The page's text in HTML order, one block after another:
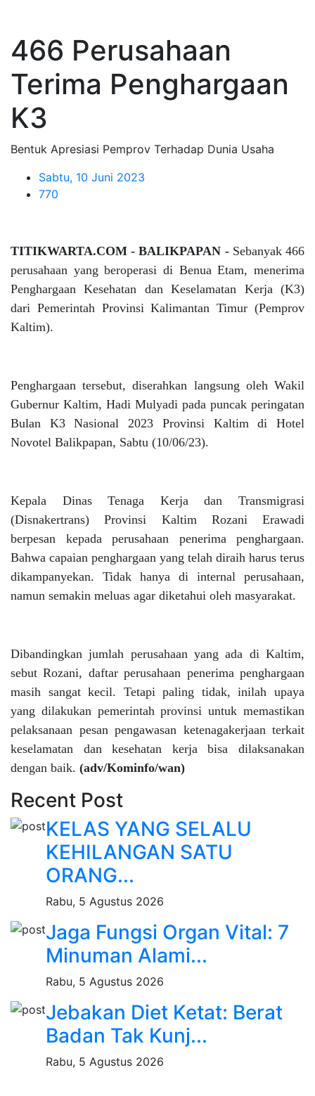
466 Perusahaan
Terima Penghargaan
K3
Bentuk Apresiasi Pemprov Terhadap Dunia Usaha
Sabtu, 10 Juni 2023
770
TITIKWARTA.COM - BALIKPAPAN - Sebanyak 466
perusahaan yang beroperasi di Benua Etam, menerima
Penghargaan Kesehatan dan Keselamatan Kerja (K3)
dari Pemerintah Provinsi Kalimantan Timur (Pemprov
Kaltim).
Penghargaan tersebut, diserahkan langsung oleh Wakil
Gubernur Kaltim, Hadi Mulyadi pada puncak peringatan
Bulan K3 Nasional 2023 Provinsi Kaltim di Hotel
Novotel Balikpapan, Sabtu (10/06/23).
Kepala Dinas Tenaga Kerja dan Transmigrasi
(Disnakertrans) Provinsi Kaltim Rozani Erawadi
berpesan kepada perusahaan penerima penghargaan.
Bahwa capaian penghargaan yang telah diraih harus terus
dikampanyekan. Tidak hanya di internal perusahaan,
namun semakin meluas agar diketahui oleh masyarakat.
Dibandingkan jumlah perusahaan yang ada di Kaltim,
sebut Rozani, daftar perusahaan penerima penghargaan
masih sangat kecil. Tetapi paling tidak, inilah upaya
yang dilakukan pemerintah provinsi untuk memastikan
pelaksanaan pesan pengawasan ketenagakerjaan terkait
keselamatan dan kesehatan kerja bisa dilaksanakan
dengan baik. (adv/Kominfo/wan)
Recent Post
KELAS YANG SELALU
KEHILANGAN SATU
ORANG...
Rabu, 5 Agustus 2026
Jaga Fungsi Organ Vital: 7
Minuman Alami...
Rabu, 5 Agustus 2026
Jebakan Diet Ketat: Berat
Badan Tak Kunj...
Rabu, 5 Agustus 2026